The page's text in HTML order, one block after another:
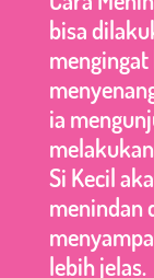
bisa
ia
Si Kecil
menindan
lebih jelas.